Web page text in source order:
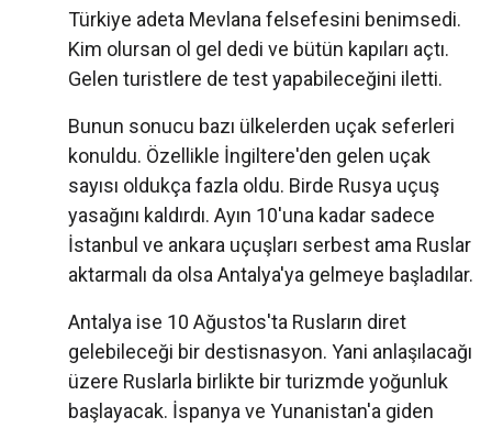
Türkiye adeta Mevlana felsefesini benimsedi.
Kim olursan ol gel dedi ve bütün kapıları açtı.
Gelen turistlere de test yapabileceğini iletti.
Bunun sonucu bazı ülkelerden uçak seferleri
konuldu. Özellikle İngiltere'den gelen uçak
sayısı oldukça fazla oldu. Birde Rusya uçuş
yasağını kaldırdı. Ayın 10'una kadar sadece
İstanbul ve ankara uçuşları serbest ama Ruslar
aktarmalı da olsa Antalya'ya gelmeye başladılar.
Antalya ise 10 Ağustos'ta Rusların diret
gelebileceği bir destisnasyon. Yani anlaşılacağı
üzere Ruslarla birlikte bir turizmde yoğunluk
başlayacak. İspanya ve Yunanistan'a giden